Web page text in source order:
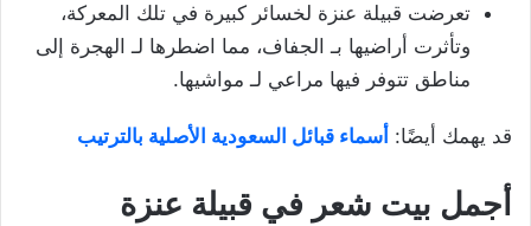
تعرضت قبيلة عنزة لخسائر كبيرة في تلك المعركة،
وتأثرت أراضيها بـ الجفاف، مما اضطرها لـ الهجرة إلى
مناطق تتوفر فيها مراعي لـ مواشيها.
قد يهمك أيضًا: أسماء قبائل السعودية الأصلية بالترتيب
أجمل بيت شعر في قبيلة عنزة